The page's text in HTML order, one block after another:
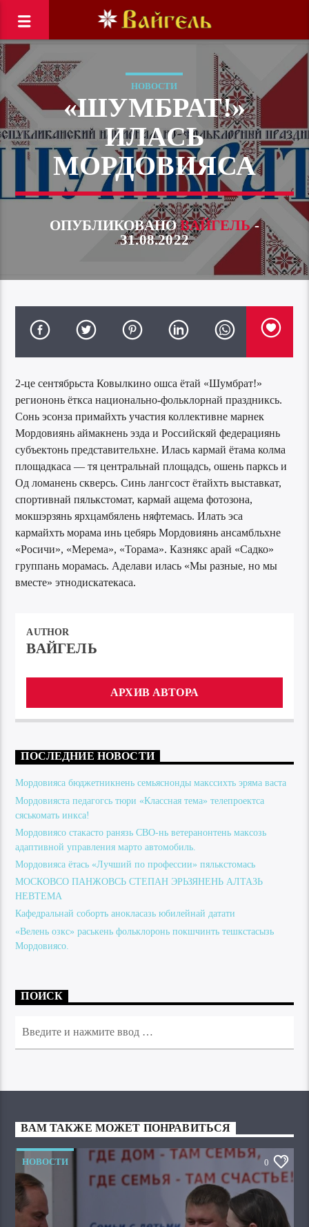
НОВОСТИ
«ШУМБРАТ!»
ИЛАСЬ
МОРДОВИЯСА
ОПУБЛИКОВАНОВАЙГЕЛЬ-
31.08.2022
2-це сентябрьста Ковылкино ошса ётай «Шумбрат!»
региононь ёткса национально-фольклорнай праздниксь.
Сонь эсонза примайхть участия коллективне марнек
Мордовиянь аймакнень эзда и Российскяй федерациянь
субъектонь представительхне. Илась кармай ётама колма
площадкаса — тя центральнай площадсь, ошень парксь и
Од ломанень скверсь. Синь лангсост ётайхть выставкат,
спортивнай пялькстомат, кармай ащема фотозона,
мокшэрзянь ярхцамбялень няфтемась. Илать эса
кармайхть морама инь цебярь Мордовиянь ансамбльхне
«Росичи», «Мерема», «Торама». Казнякс арай «Садко»
группань морамась. Аделави илась «Мы разные, но мы
вместе» этнодискатекаса.
AUTHOR
ВАЙГЕЛЬ
АРХИВ АВТОРА
ПОСЛЕДНИЕ НОВОСТИ
Мордовияса бюджетникнень семьяснонды макссихть эряма васта
Мордовияста педагогсь тюри «Классная тема» телепроектса
сяськомать инкса!
Мордовиясо стакасто ранязь СВО-нь ветеранонтень максозь
адаптивной управления марто автомобиль.
Мордовияса ётась «Лучший по профессии» пялькстомась
МОСКОВСО ПАНЖОВСЬ СТЕПАН ЭРЬЗЯНЕНЬ АЛТАЗЬ
НЕВТЕМА
Кафедральнай соборть анокласазь юбилейнай датати
«Велень озкс» раськень фольклоронь покшчинть тешкстасызь
Мордовиясо.
ПОИСК
ВАМ ТАКЖЕ МОЖЕТ ПОНРАВИТЬСЯ
НОВОСТИ 0